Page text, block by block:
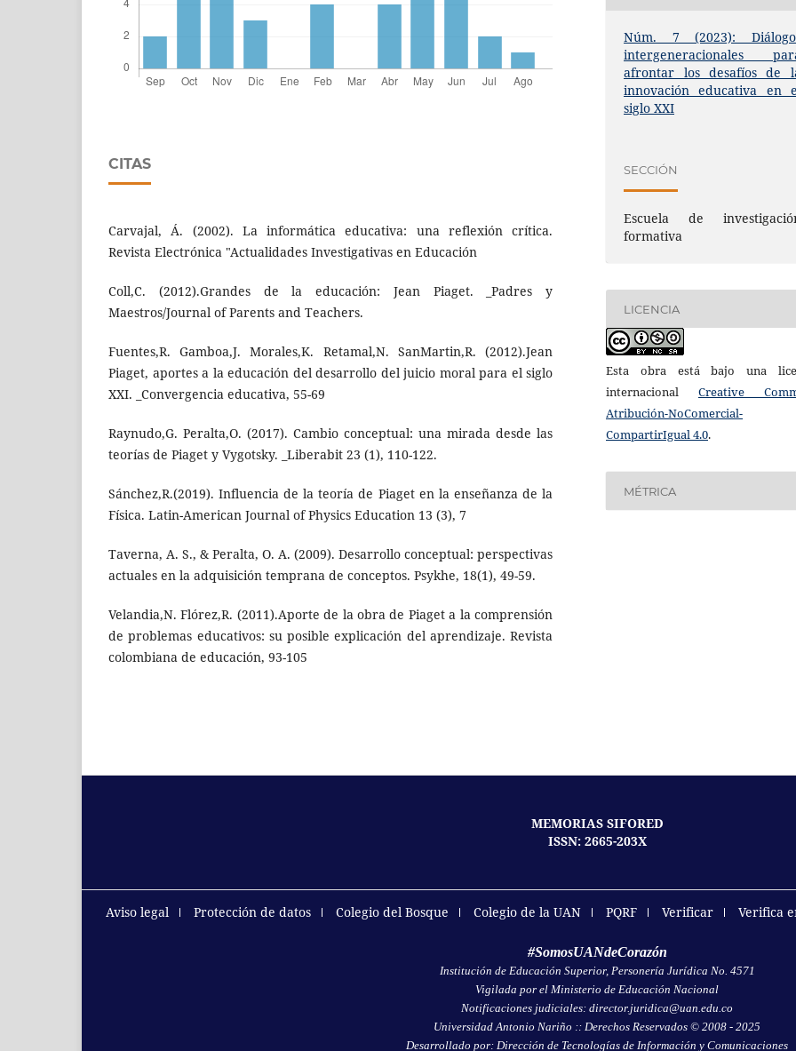
CITAS
Carvajal, Á. (2002). La informática educativa: una reflexión crítica.
Revista Electrónica "Actualidades Investigativas en Educación
Coll,C. (2012).Grandes de la educación: Jean Piaget. _Padres y
Maestros/Journal of Parents and Teachers.
Fuentes,R. Gamboa,J. Morales,K. Retamal,N. SanMartin,R. (2012).Jean
Piaget, aportes a la educación del desarrollo del juicio moral para el siglo
XXI. _Convergencia educativa, 55-69
Raynudo,G. Peralta,O. (2017). Cambio conceptual: una mirada desde las
teorías de Piaget y Vygotsky. _Liberabit 23 (1), 110-122.
Sánchez,R.(2019). Influencia de la teoría de Piaget en la enseñanza de la
Física. Latin-American Journal of Physics Education 13 (3), 7
Taverna, A. S., & Peralta, O. A. (2009). Desarrollo conceptual: perspectivas
actuales en la adquisición temprana de conceptos. Psykhe, 18(1), 49-59.
Velandia,N. Flórez,R. (2011).Aporte de la obra de Piaget a la comprensión
de problemas educativos: su posible explicación del aprendizaje. Revista
colombiana de educación, 93-105
Núm. 7 (2023):
intergeneracionales
afrontar los desafíos de
innovación educativa en
siglo XXI
SECCIÓN
Escuela de
formativa
LICENCIA
Esta obra está bajo una
internacional Creative
Atribución-NoComercial-
CompartirIgual 4.0.
MÉTRICA
MEMORIAS SIFORED
ISSN: 2665-203X
Aviso legal Protección de datos Colegio del Bosque Colegio de la UAN PQRF Verificar Verifica
#SomosUANdeCorazón
Institución de Educación Superior, Personería Jurídica No. 4571
Vigilada por el Ministerio de Educación Nacional
Notificaciones judiciales: director.juridica@uan.edu.co
Universidad Antonio Nariño :: Derechos Reservados © 2008 - 2025
Desarrollado por: Dirección de Tecnologías de Información y Comunicaciones